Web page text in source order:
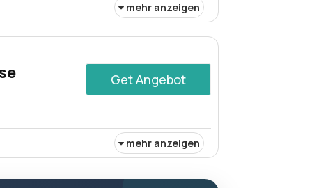
mehr anzeigen
Get Angebot
mehr anzeigen